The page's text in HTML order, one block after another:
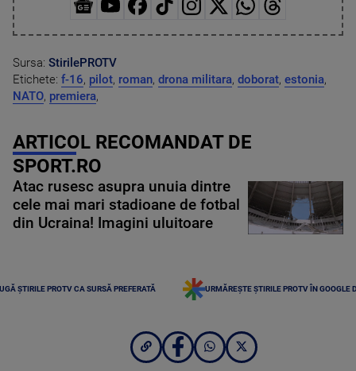
Sursa: StirilePROTV
Etichete: f-16, pilot, roman, drona militara, doborat, estonia,
NATO, premiera,
ARTICOL RECOMANDAT DE
SPORT.RO
Atac rusesc asupra unuia dintre
cele mai mari stadioane de fotbal
din Ucraina! Imagini uluitoare
ȘTIRILE PROTV CA SURSĂ PREFERATĂ URMĂREȘTE ȘTIRILE PROTV ÎN GOOGLE